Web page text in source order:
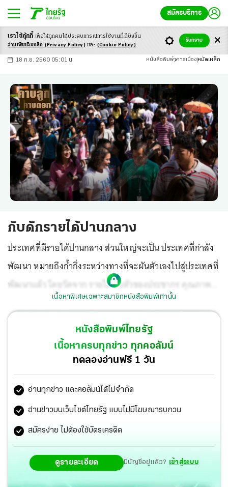
สมัครบริการ
-ก ก ก+
18 ก.ย. 2560 05:01 น. หนังสือพิมพ์ การเมือง หมัดเหล็ก
กับดักรายได้ปานกลาง
ประเทศที่มีรายได้ปานกลาง ส่วนใหญ่จะเป็น ประเทศที่กำลัง
พัฒนา หมายถึงก้ำกึ่งระหว่างทางที่จะผันตัวเองไปสู่ประเทศที่
พัฒนาแล้ว โดยวัดจาก รายได้ต่อหัวของประชากร คุณภาพ
ชีวิตและการกินดีอยู่ดี ช่องว่างระหว่างคนจนกับคนรวยใน
ประเทศน้อยลง และมีการพัฒนาด้านเทคโนโลยีที่ทันสมัยมาก
เนื้อหาพิเศษเฉพาะสมาชิกหนังสือพิมพ์เท่านั้น
หนังสือพิมพ์ไทยรัฐ
เนื้อหาครบทุกข่าว ทุกคอลัมน์
ทดลองอ่านฟรี 1 วัน
อ่านทุกข่าว และคอลัมน์ได้ไม่จำกัด
อ่านข่าวบนเว็บไซต์ไทยรัฐ แบบไม่มีโฆษณารบกวน
สมัครง่าย ไม่ต้องใช้บัตรเครดิต
ดูรายละเอียด มีบัญชีอยู่แล้ว? เข้าสู่ระบบ
เราใช้คุ้กกี้ เพื่อให้ทุกคนได้ประสบการณ์การใช้งานที่ดียิ่งขึ้น
อ่านเพิ่มเติมคลิก (Privacy Policy) และ (Cookie Policy)
รับทราบ